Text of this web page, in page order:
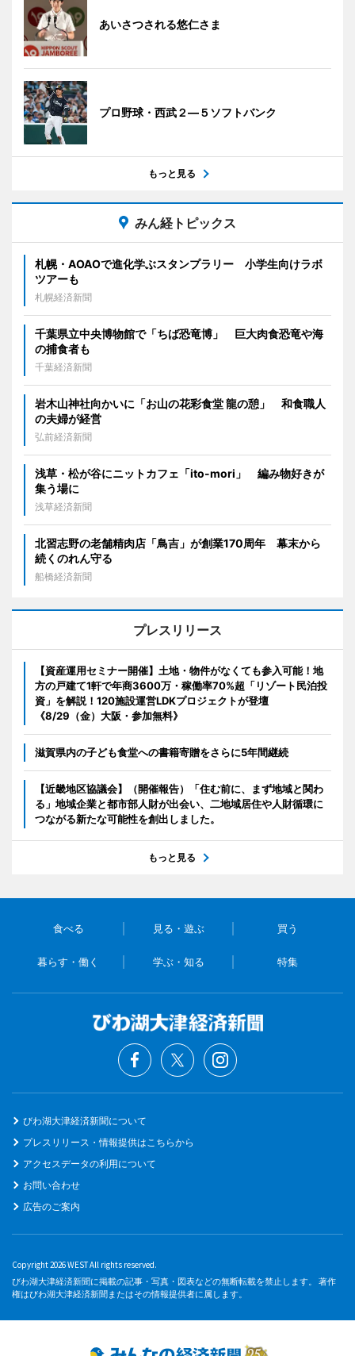
あいさつされる悠仁さま
プロ野球・西武２―５ソフトバンク
もっと見る
みん経トピックス
札幌・AOAOで進化学ぶスタンプラリー 小学生向けラボ
ツアーも
札幌経済新聞
千葉県立中央博物館で「ちば恐竜博」 巨大肉食恐竜や海
の捕食者も
千葉経済新聞
岩木山神社向かいに「お山の花彩食堂 龍の憩」 和食職人
の夫婦が経営
弘前経済新聞
浅草・松が谷にニットカフェ「ito-mori」 編み物好きが
集う場に
浅草経済新聞
北習志野の老舗精肉店「鳥吉」が創業170周年 幕末から
続くのれん守る
船橋経済新聞
プレスリリース
【資産運用セミナー開催】土地・物件がなくても参入可能！地
方の戸建て1軒で年商3600万・稼働率70%超「リゾート民泊投
資」を解説！120施設運営LDKプロジェクトが登壇
《8/29（金）大阪・参加無料》
滋賀県内の子ども食堂への書籍寄贈をさらに5年間継続
【近畿地区協議会】（開催報告）「住む前に、まず地域と関わ
る」地域企業と都市部人財が出会い、二地域居住や人財循環に
つながる新たな可能性を創出しました。
もっと見る
食べる 見る・遊ぶ 買う
暮らす・働く 学ぶ・知る 特集
びわ湖大津経済新聞について
プレスリリース・情報提供はこちらから
アクセスデータの利用について
お問い合わせ
広告のご案内
Copyright 2026 WEST All rights reserved.
びわ湖大津経済新聞に掲載の記事・写真・図表などの無断転載を禁止します。 著作
権はびわ湖大津経済新聞またはその情報提供者に属します。